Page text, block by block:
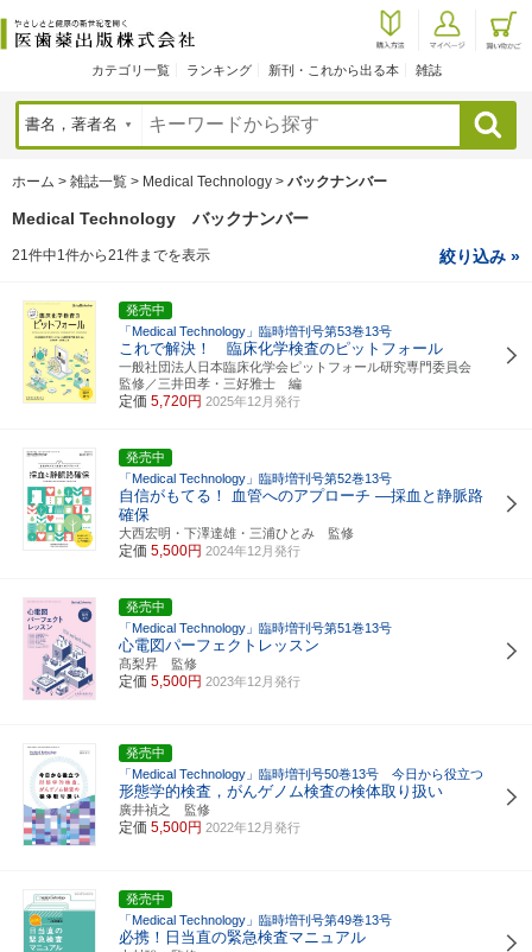
カテゴリ一覧 ランキング 新刊・これから出る本 雑誌
検索
ホーム > 雑誌一覧 > Medical Technology > バックナンバー
Medical Technology バックナンバー
21件中1件から21件までを表示 絞り込み »
発売中
「Medical Technology」臨時増刊号第53巻13号
これで解決！ 臨床化学検査のピットフォール
一般社団法人日本臨床化学会ピットフォール研究専門委員会
監修／三井田孝・三好雅士 編
定価 5,720円 2025年12月発行
発売中
「Medical Technology」臨時増刊号第52巻13号
自信がもてる！ 血管へのアプローチ ―採血と静脈路
確保
大西宏明・下澤達雄・三浦ひとみ 監修
定価 5,500円 2024年12月発行
発売中
「Medical Technology」臨時増刊号第51巻13号
心電図パーフェクトレッスン
髙梨昇 監修
定価 5,500円 2023年12月発行
発売中
「Medical Technology」臨時増刊号50巻13号 今日から役立つ
形態学的検査，がんゲノム検査の検体取り扱い
廣井禎之 監修
定価 5,500円 2022年12月発行
発売中
「Medical Technology」臨時増刊号第49巻13号
必携！日当直の緊急検査マニュアル